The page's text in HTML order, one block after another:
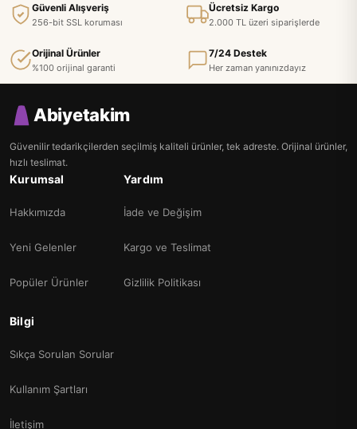
Güvenli Alışveriş
256-bit SSL koruması
Ücretsiz Kargo
2.000 TL üzeri siparişlerde
Orijinal Ürünler
%100 orijinal garanti
7/24 Destek
Her zaman yanınızdayız
Abiyetakim
Güvenilir tedarikçilerden seçilmiş kaliteli ürünler, tek adreste. Orijinal ürünler,
hızlı teslimat.
Kurumsal
Hakkımızda
Yeni Gelenler
Popüler Ürünler
Yardım
İade ve Değişim
Kargo ve Teslimat
Gizlilik Politikası
Bilgi
Sıkça Sorulan Sorular
Kullanım Şartları
İletişim